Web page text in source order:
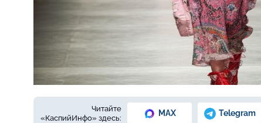
Принт, как на шелковом платке
Читайте
«КаспийИнфо» здесь:
MAX Telegram